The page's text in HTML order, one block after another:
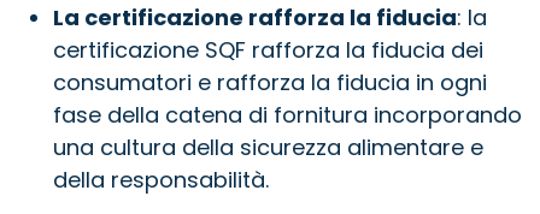
La certificazione rafforza la fiducia: la
certificazione SQF rafforza la fiducia dei
consumatori e rafforza la fiducia in ogni
fase della catena di fornitura incorporando
una cultura della sicurezza alimentare e
della responsabilità.